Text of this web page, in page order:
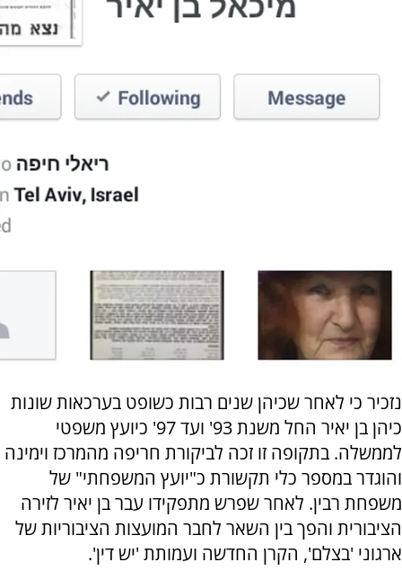
נזכיר כי לאחר שכיהן שנים רבות כשופט בערכאות שונות
כיהן בן יאיר החל משנת 93' ועד 97' כיועץ משפטי
לממשלה. בתקופה זו זכה לביקורת חריפה מהמרכז וימינה
והוגדר במספר כלי תקשורת כ"יועץ המשפחתי" של
משפחת רבין. לאחר שפרש מתפקידו עבר בן יאיר לזירה
הציבורית והפך בין השאר לחבר המועצות הציבוריות של
ארגוני 'בצלם', הקרן החדשה ועמותת 'יש דין'.